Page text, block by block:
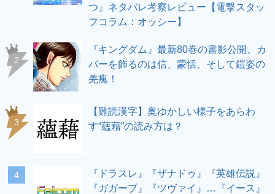
つ』ネタバレ考察レビュー【電撃スタッ
フコラム：オッシー】
2
『キングダム』最新80巻の書影公開。カ
バーを飾るのは信、蒙恬、そして鎧姿の
羌瘣！
3
【難読漢字】奥ゆかしい様子をあらわ
す“蘊藉”の読み方は？
4
『ドラスレ』『ザナドゥ』『英雄伝説』
『ガガーブ』『ツヴァイ』…『イース』